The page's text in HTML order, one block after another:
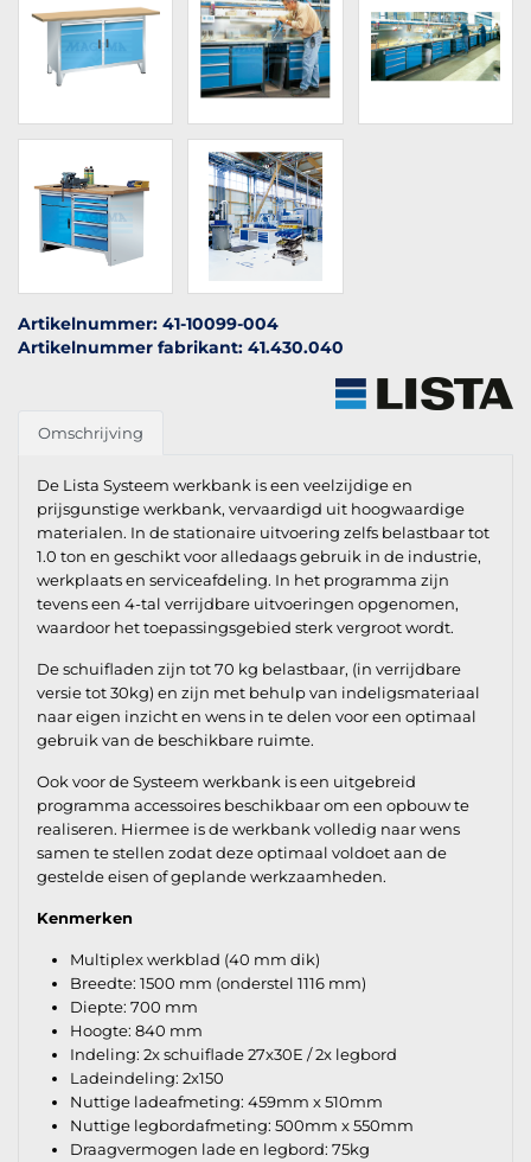
Artikelnummer: 41-10099-004
Artikelnummer fabrikant: 41.430.040
Omschrijving
De Lista Systeem werkbank is een veelzijdige en
prijsgunstige werkbank, vervaardigd uit hoogwaardige
materialen. In de stationaire uitvoering zelfs belastbaar tot
1.0 ton en geschikt voor alledaags gebruik in de industrie,
werkplaats en serviceafdeling. In het programma zijn
tevens een 4-tal verrijdbare uitvoeringen opgenomen,
waardoor het toepassingsgebied sterk vergroot wordt.
De schuifladen zijn tot 70 kg belastbaar, (in verrijdbare
versie tot 30kg) en zijn met behulp van indeligsmateriaal
naar eigen inzicht en wens in te delen voor een optimaal
gebruik van de beschikbare ruimte.
Ook voor de Systeem werkbank is een uitgebreid
programma accessoires beschikbaar om een opbouw te
realiseren. Hiermee is de werkbank volledig naar wens
samen te stellen zodat deze optimaal voldoet aan de
gestelde eisen of geplande werkzaamheden.
Kenmerken
Multiplex werkblad (40 mm dik)
Breedte: 1500 mm (onderstel 1116 mm)
Diepte: 700 mm
Hoogte: 840 mm
Indeling: 2x schuiflade 27x30E / 2x legbord
Ladeindeling: 2x150
Nuttige ladeafmeting: 459mm x 510mm
Nuttige legbordafmeting: 500mm x 550mm
Draagvermogen lade en legbord: 75kg